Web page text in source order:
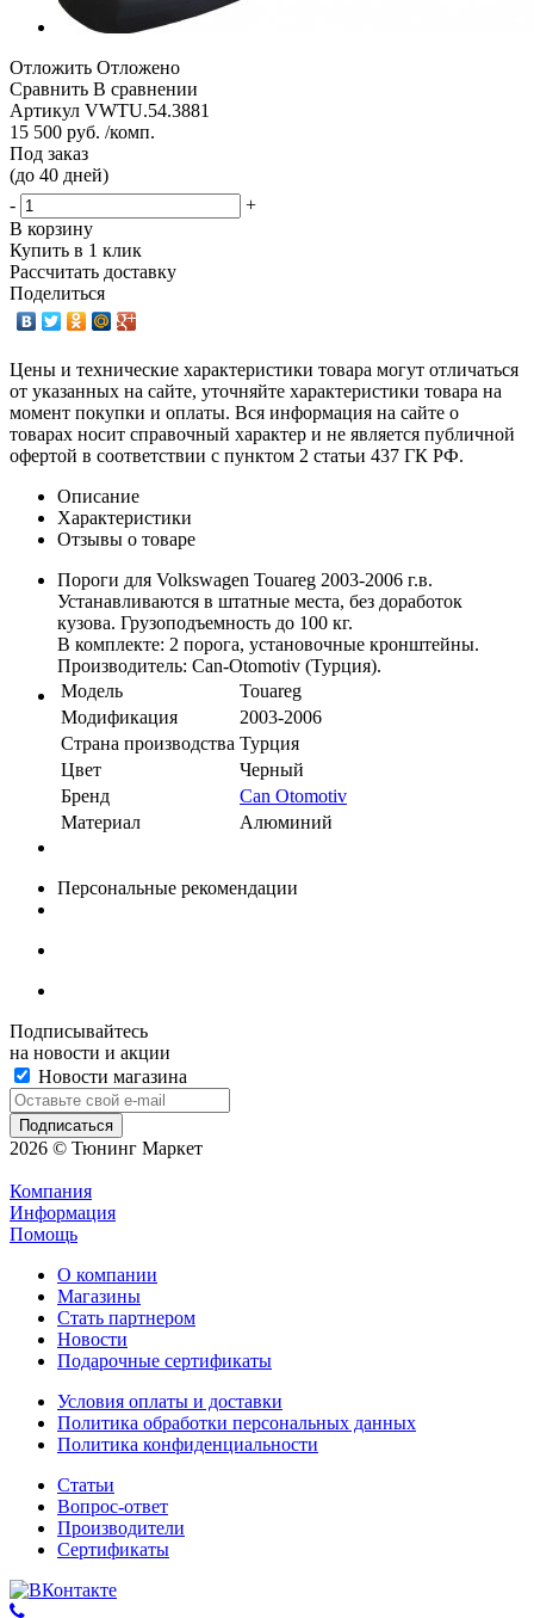
Отложить Отложено
Сравнить В сравнении
Артикул VWTU.54.3881
15 500 руб. /комп.
Под заказ
(до 40 дней)
-
+
В корзину
Купить в 1 клик
Рассчитать доставку
Поделиться
Цены и технические характеристики товара могут отличаться
от указанных на сайте, уточняйте характеристики товара на
момент покупки и оплаты. Вся информация на сайте о
товарах носит справочный характер и не является публичной
офертой в соответствии с пунктом 2 статьи 437 ГК РФ.
Описание
Характеристики
Отзывы о товаре
Пороги для Volkswagen Touareg 2003-2006 г.в.
Устанавливаются в штатные места, без доработок
кузова. Грузоподъемность до 100 кг.
В комплекте: 2 порога, установочные кронштейны.
Производитель: Can-Otomotiv (Турция).
Модель
Touareg
Модификация
2003-2006
Страна производства Турция
Цвет
Черный
Бренд
Can Otomotiv
Материал
Алюминий
Персональные рекомендации
Подписывайтесь
на новости и акции
Новости магазина
2026 © Тюнинг Маркет
Компания
Информация
Помощь
О компании
Магазины
Стать партнером
Новости
Подарочные сертификаты
Условия оплаты и доставки
Политика обработки персональных данных
Политика конфиденциальности
Статьи
Вопрос-ответ
Производители
Сертификаты